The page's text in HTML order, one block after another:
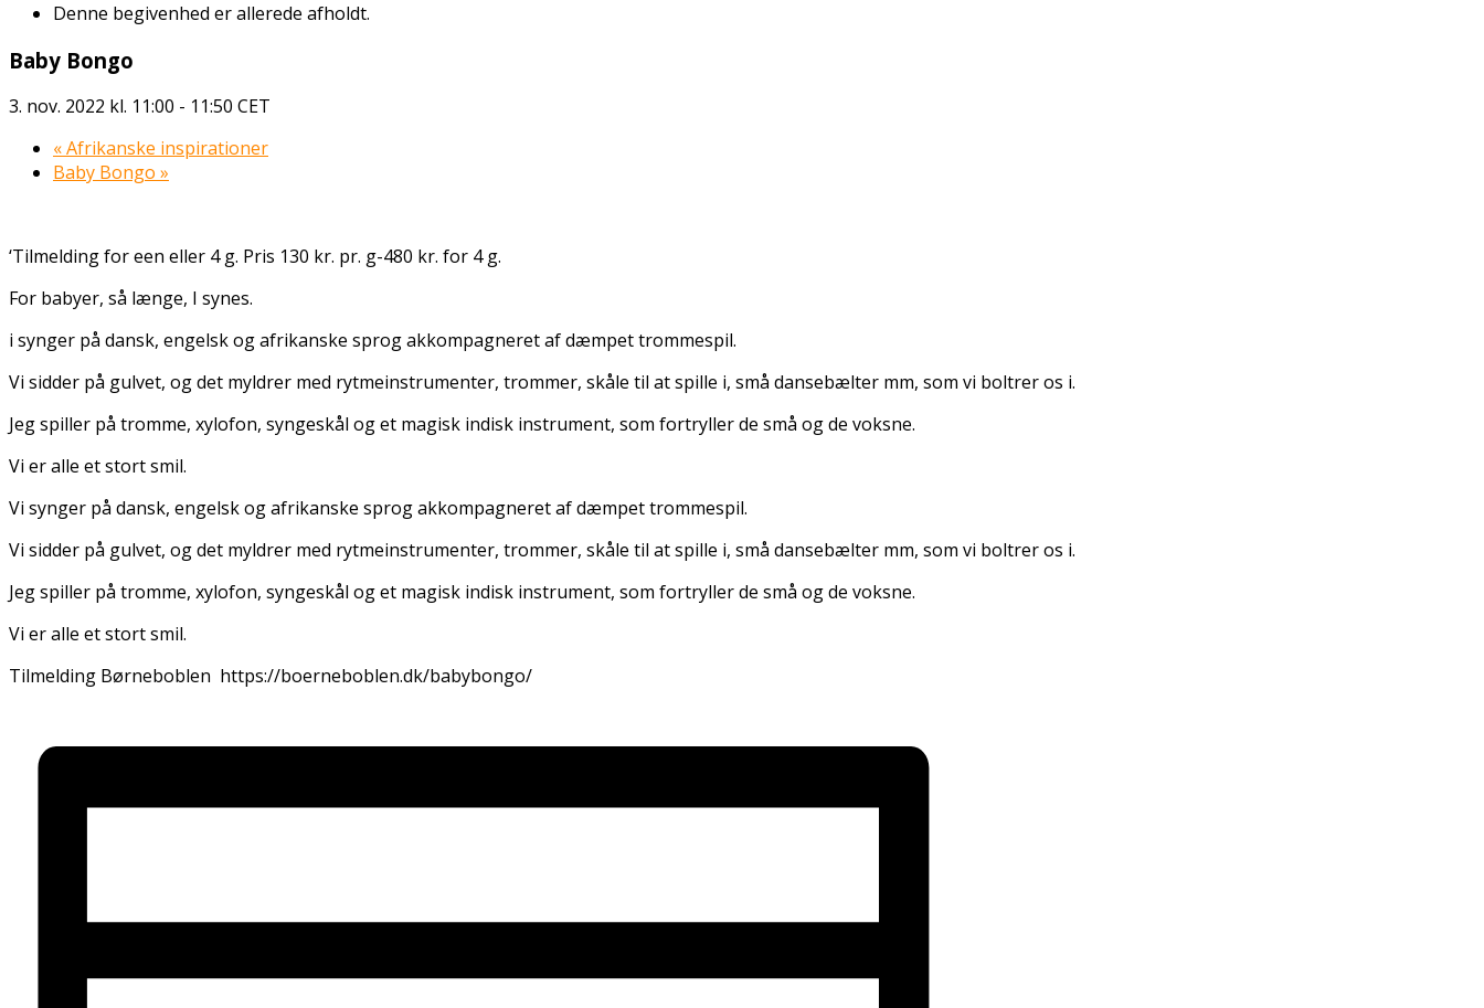
Denne begivenhed er allerede afholdt.
Baby Bongo
3. nov. 2022 kl. 11:00 - 11:50 CET
«Afrikanske inspirationer
Baby Bongo »
‘Tilmelding for een eller 4 g. Pris 130 kr. pr. g-480 kr. for 4 g.
For babyer, så længe, I synes.
i synger på dansk, engelsk og afrikanske sprog akkompagneret af dæmpet trommespil.
Vi sidder på gulvet, og det myldrer med rytmeinstrumenter, trommer, skåle til at spille i, små dansebælter mm, som vi boltrer os i.
Jeg spiller på tromme, xylofon, syngeskål og et magisk indisk instrument, som fortryller de små og de voksne.
Vi er alle et stort smil.
Vi synger på dansk, engelsk og afrikanske sprog akkompagneret af dæmpet trommespil.
Vi sidder på gulvet, og det myldrer med rytmeinstrumenter, trommer, skåle til at spille i, små dansebælter mm, som vi boltrer os i.
Jeg spiller på tromme, xylofon, syngeskål og et magisk indisk instrument, som fortryller de små og de voksne.
Vi er alle et stort smil.
Tilmelding Børneboblen https://boerneboblen.dk/babybongo/